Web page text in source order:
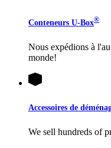
Conteneurs U-Box®
Nous expédions à
monde!
Accessoires de
We sell hundreds of